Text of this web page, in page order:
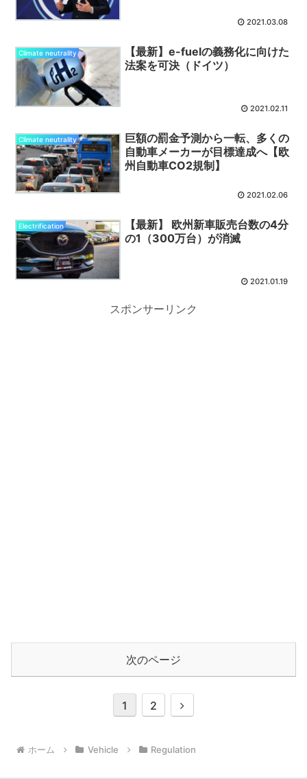
2021.03.08
Climate neutrality
【最新】e-fuelの義務化に向けた
法案を可決（ドイツ）
2021.02.11
Climate neutrality
巨額の罰金予測から一転、多くの
自動車メーカーが目標達成へ【欧
州自動車CO2規制】
2021.02.06
Electrification
【最新】 欧州新車販売台数の4分
の1（300万台）が消滅
2021.01.19
スポンサーリンク
次のページ
1 2
ホーム Vehicle Regulation